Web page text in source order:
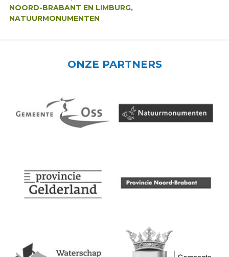
NOORD-BRABANT EN LIMBURG,
NATUURMONUMENTEN
ONZE PARTNERS